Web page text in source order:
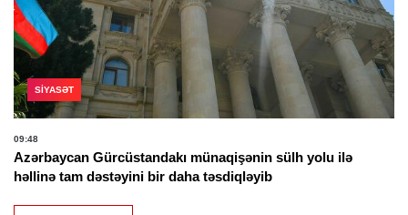
SIYASƏT
09:48
Azərbaycan Gürcüstandakı münaqişənin sülh yolu ilə
həllinə tam dəstəyini bir daha təsdiqləyib